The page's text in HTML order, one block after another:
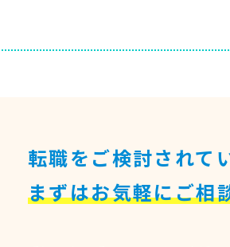
転職をご検討されて
まずはお気軽にご相